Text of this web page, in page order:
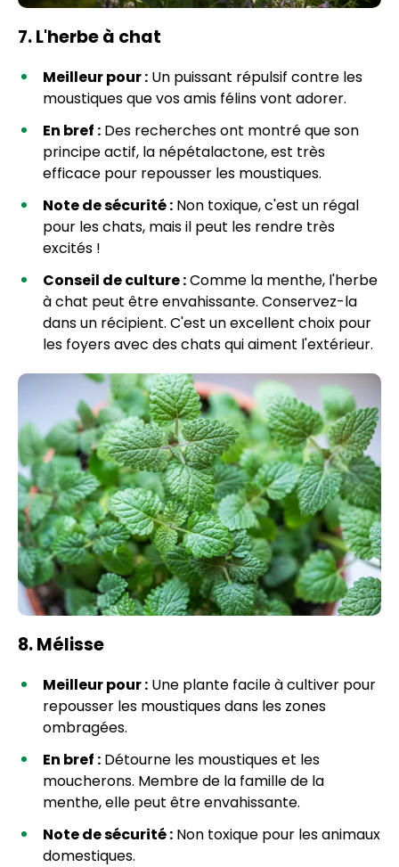
7. L'herbe à chat
Meilleur pour : Un puissant répulsif contre les
moustiques que vos amis félins vont adorer.
En bref : Des recherches ont montré que son
principe actif, la népétalactone, est très
efficace pour repousser les moustiques.
Note de sécurité : Non toxique, c'est un régal
pour les chats, mais il peut les rendre très
excités !
Conseil de culture :Comme la menthe, l'herbe
à chat peut être envahissante. Conservez-la
dans un récipient. C'est un excellent choix pour
les foyers avec des chats qui aiment l'extérieur.
8. Mélisse
Meilleur pour : Une plante facile à cultiver pour
repousser les moustiques dans les zones
ombragées.
En bref : Détourne les moustiques et les
moucherons. Membre de la famille de la
menthe, elle peut être envahissante.
Note de sécurité : Non toxique pour les animaux
domestiques.